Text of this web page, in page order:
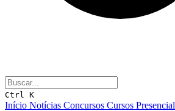
Ctrl K
Início Notícias Concursos Cursos Presencial